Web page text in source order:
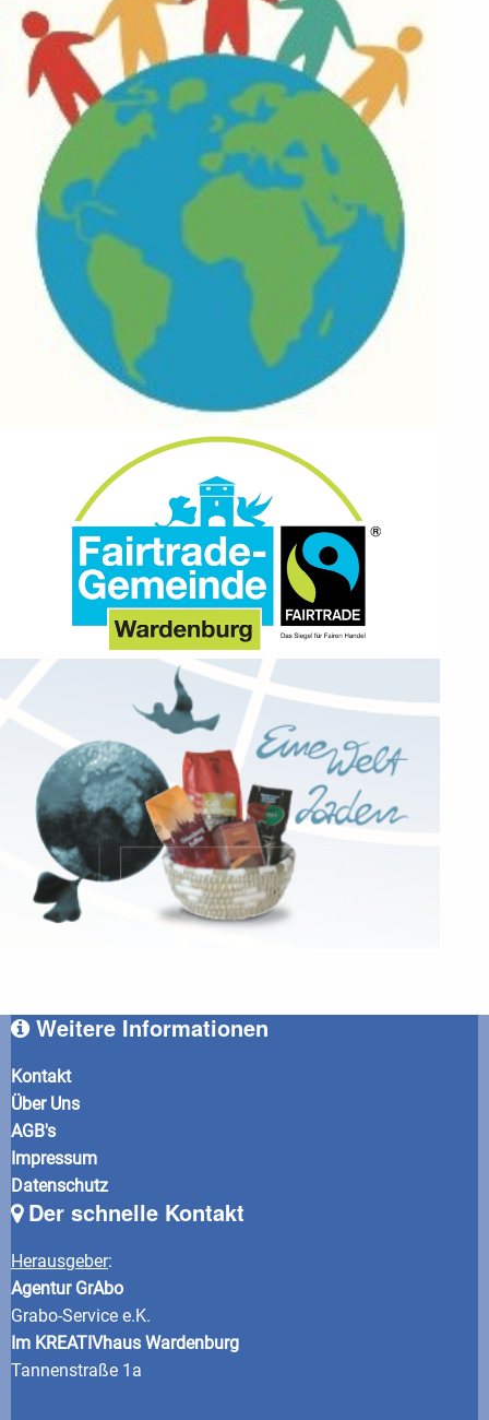
Weitere Informationen
Kontakt
Über Uns
AGB's
Impressum
Datenschutz
Der schnelle Kontakt
Herausgeber:
Agentur GrAbo
Grabo-Service e.K.
Im KREATIVhaus Wardenburg
Tannenstraße 1a